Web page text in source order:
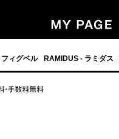
ィグベル RAMIDUS - ラミダス